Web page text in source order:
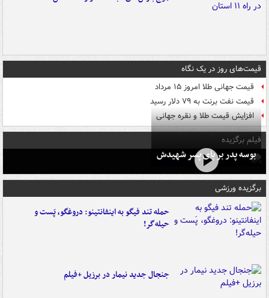
قیمت‌های روز در یک نگاه
قیمت جهانی طلا امروز ۱۵ مرداد
قیمت نفت برنت به ۷۹ دلار رسید
افزایش قیمت طلا و نقره جهانی
فیلم برگزیده
بوسه‌ پدر بر پای پسر شهیدش
برگزیده ورزشی
حمله تند فیگو به اینفانتینو: دروغگو، پَست‌ و
حیله‌گر!
جنجال جدید نیمار در برزیل +فیلم